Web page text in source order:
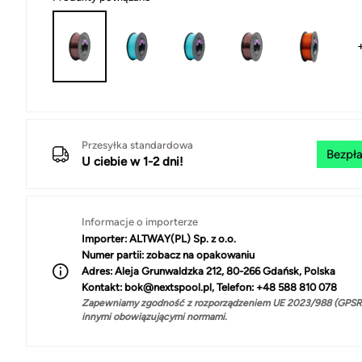
Przesyłka standardowa
U ciebie w 1-2 dni!
Informacje o importerze
Importer: ALTWAY(PL) Sp. z o.o.
Numer partii: zobacz na opakowaniu
Adres: Aleja Grunwaldzka 212, 80-266 Gdańsk, Polska
Kontakt: bok@nextspool.pl, Telefon: +48 588 810 078
Zapewniamy zgodność z rozporządzeniem UE 2023/988
innymi obowiązującymi normami.